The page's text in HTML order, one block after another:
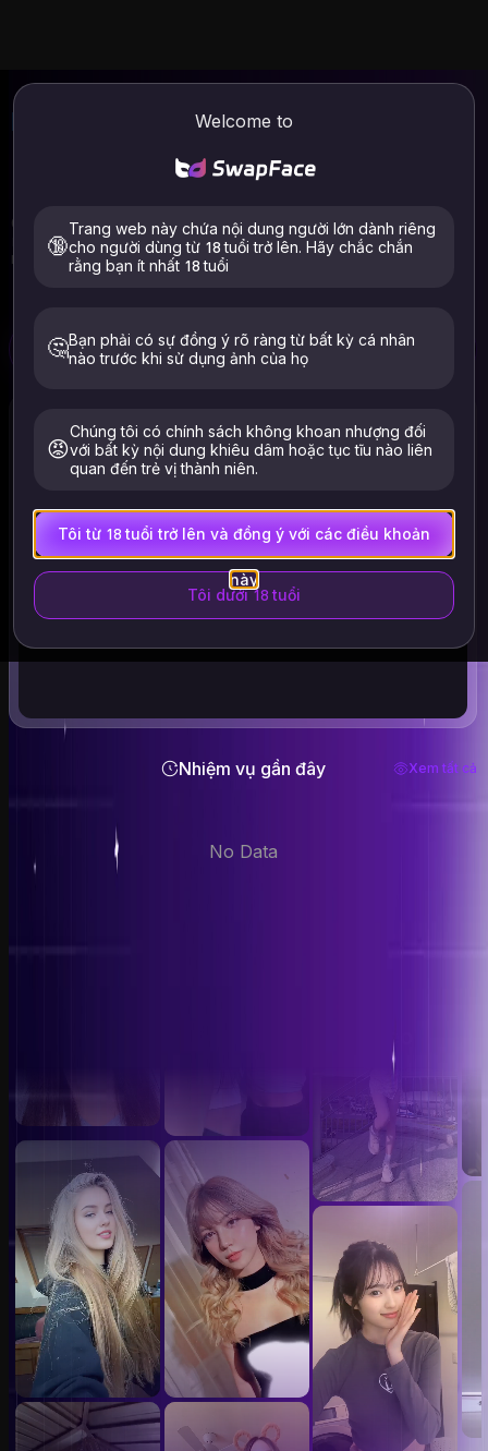
Welcome to
🔞
Trang web này chứa nội dung người lớn dành riêng
cho người dùng từ 18 tuổi trở lên. Hãy chắc chắn
rằng bạn ít nhất 18 tuổi
🤔Bạn phải có sự đồng ý rõ ràng từ bất kỳ cá nhân
nào trước khi sử dụng ảnh của họ
😡
Chúng tôi có chính sách không khoan nhượng đối
với bất kỳ nội dung khiêu dâm hoặc tục tĩu nào liên
quan đến trẻ vị thành niên.
Tôi từ 18 tuổi trở lên và đồng ý với các điều khoản
này
Tôi dưới 18 tuổi
Hoán đổi khuôn mặt AI
trực tuyến
| Hoán đổi khuôn mặt
Chào mừng bạn đến với SwapFace, công cụ hoán đổi khuôn
mặt AI tốt nhất. Thay thế và trộn các khuôn mặt một cách liền
mạch trong bất kỳ video và ảnh nào. Tốc độ hoán đổi khuôn
mặt hàng đầu trong ngành. Không cần đăng nhập, sử dụng
Hoán đổi khuôn mặt video Trao đổi khuôn mặt ảnh
Chọn Video
Các tệp được hỗ trợ: .mp4 .webm .avi
TẤT CẢ các tập tin sẽ tự động bị xóa trong vòng 24 giờ
Chỉ tải lên hình ảnh của chính bạn hoặc của những người
đã đồng ý rõ ràng. Phải 18+. Đã xóa trong vòng 24 giờ.
Nhiệm vụ gần đây Xem tất cả
Mẫu hoán đổi khuôn mặt video